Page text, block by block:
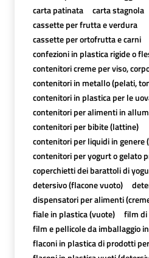
carta patinata
carta stagnola
cassette per frutta e verdura
cassette per ortofrutta e carni
confezioni in plastica rigide o
contenitori creme per viso,
contenitori in metallo (pelati,
contenitori in plastica per le
contenitori per alimenti in
contenitori per bibite (lattine)
contenitori per liquidi in genere
contenitori per yogurt o gelato
coperchietti dei barattoli di
detersivo (flacone vuoto)
dispensatori per alimenti
fiale in plastica (vuote)
film di
film e pellicole da imballaggio
flaconi in plastica di prodotti